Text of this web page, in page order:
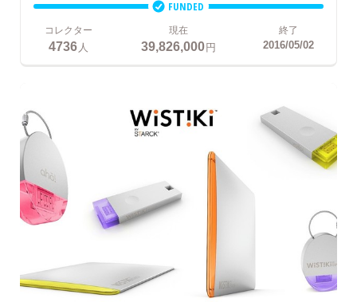
FUNDED
コレクター
4736人
現在
39,826,000円
終了
2016/05/02